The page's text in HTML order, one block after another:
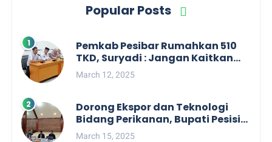
Popular Posts
Pemkab Pesibar Rumahkan 510
TKD, Suryadi : Jangan Kaitkan
Dengan Kepentingan Politik
March 12, 2025
Dorong Ekspor dan Teknologi
Bidang Perikanan, Bupati Pesisir
Barat Audiensi Terkait Sister City
March 15, 2025